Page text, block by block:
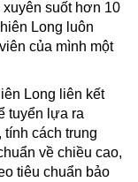
suốt hơn 10
Long luôn
của mình một
Long liên kết
tuyển lựa ra
cách trung
về chiều cao,
tiêu chuẩn bảo